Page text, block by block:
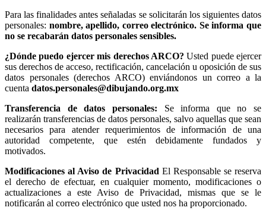
Para las finalidades antes señaladas se solicitarán los siguientes datos
personales: nombre, apellido, correo electrónico. Se informa que
no se recabarán datos personales sensibles.
¿Dónde puedo ejercer mis derechos ARCO?Usted puede ejercer
sus derechos de acceso, rectificación, cancelación u oposición de sus
datos personales (derechos ARCO) enviándonos un correo a la
cuenta datos.personales@dibujando.org.mx
Transferencia de datos personales: Se informa que no se
realizarán transferencias de datos personales, salvo aquellas que sean
necesarios para atender requerimientos de información de una
autoridad competente, que estén debidamente fundados y
motivados.
Modificaciones al Aviso de Privacidad El Responsable se reserva
el derecho de efectuar, en cualquier momento, modificaciones o
actualizaciones a este Aviso de Privacidad, mismas que se le
notificarán al correo electrónico que usted nos ha proporcionado.